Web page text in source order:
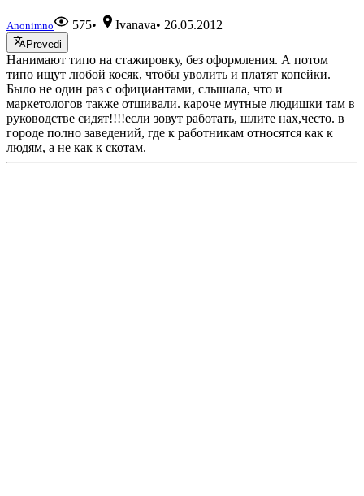
Anonimno 575• Ivanava• 26.05.2012
Prevedi
Нанимают типо на стажировку, без оформления. А потом
типо ищут любой косяк, чтобы уволить и платят копейки.
Было не один раз с официантами, слышала, что и
маркетологов также отшивали. кароче мутные людишки там в
руководстве сидят!!!!если зовут работать, шлите нах,често. в
городе полно заведений, где к работникам относятся как к
людям, а не как к скотам.